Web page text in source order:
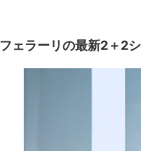
フェラーリの最新2＋2